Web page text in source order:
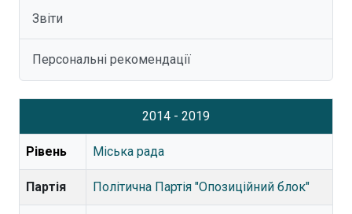
Звіти
Персональні рекомендації
2014 - 2019
Рівень Міська рада
Партія Політична Партія "Опозиційний блок"